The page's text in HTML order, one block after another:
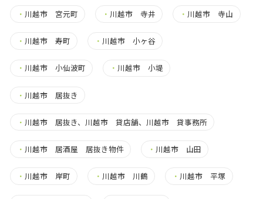
・ 川越市 宮元町 ・ 川越市 寺井 ・ 川越市 寺山
・ 川越市 寿町 ・ 川越市 小ヶ谷
・ 川越市 小仙波町 ・ 川越市 小堤
・ 川越市 居抜き
・ 川越市 居抜き、川越市 貸店舗、川越市 貸事務所
・ 川越市 居酒屋 居抜き物件 ・ 川越市 山田
・ 川越市 岸町 ・ 川越市 川鶴 ・ 川越市 平塚